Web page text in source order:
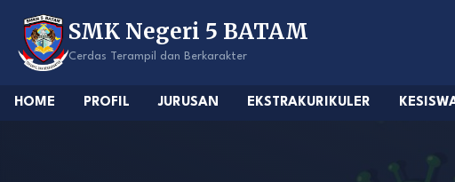
content
SMK Negeri 5 BATAM
Cerdas Terampil dan Berkarakter
HOME PROFIL JURUSAN EKSTRAKURIKULER